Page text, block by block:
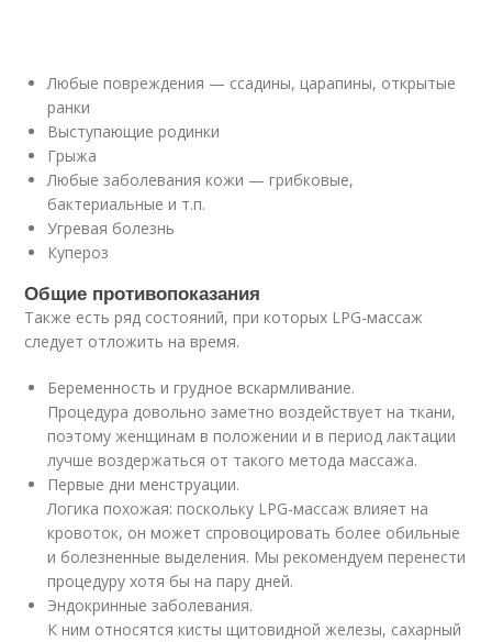
Любые повреждения — ссадины, царапины, открытые
ранки
Выступающие родинки
Грыжа
Любые заболевания кожи — грибковые,
бактериальные и т.п.
Угревая болезнь
Купероз
Общие противопоказания
Также есть ряд состояний, при которых LPG-массаж
следует отложить на время.
Беременность и грудное вскармливание.
Процедура довольно заметно воздействует на ткани,
поэтому женщинам в положении и в период лактации
лучше воздержаться от такого метода массажа.
Первые дни менструации.
Логика похожая: поскольку LPG-массаж влияет на
кровоток, он может спровоцировать более обильные
и болезненные выделения. Мы рекомендуем перенести
процедуру хотя бы на пару дней.
Эндокринные заболевания.
К ним относятся кисты щитовидной железы, сахарный